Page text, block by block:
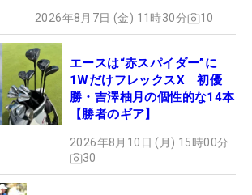
2026年8月7日 (金) 11時30分 10
エースは“赤スパイダー”に
1WだけフレックスX 初優
勝・吉澤柚月の個性的な14本
【勝者のギア】
2026年8月10日 (月) 15時00分
30